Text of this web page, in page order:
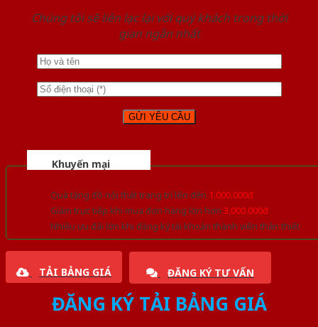
Chúng tôi sẽ liên lạc lại với quý khách trong thời
gian ngắn nhất
Khuyến mại
Quà tặng đồ nội thất trang trí lên đến 1.000.000đ
Giảm trực tiếp khi mua đơn hàng lớn hơn 3.000.000đ
Nhiều ưu đãi lớn khi đăng ký tài khoản thành viên thân thiết
TẢI BẢNG GIÁ ĐĂNG KÝ TƯ VẤN
ĐĂNG KÝ TẢI BẢNG GIÁ